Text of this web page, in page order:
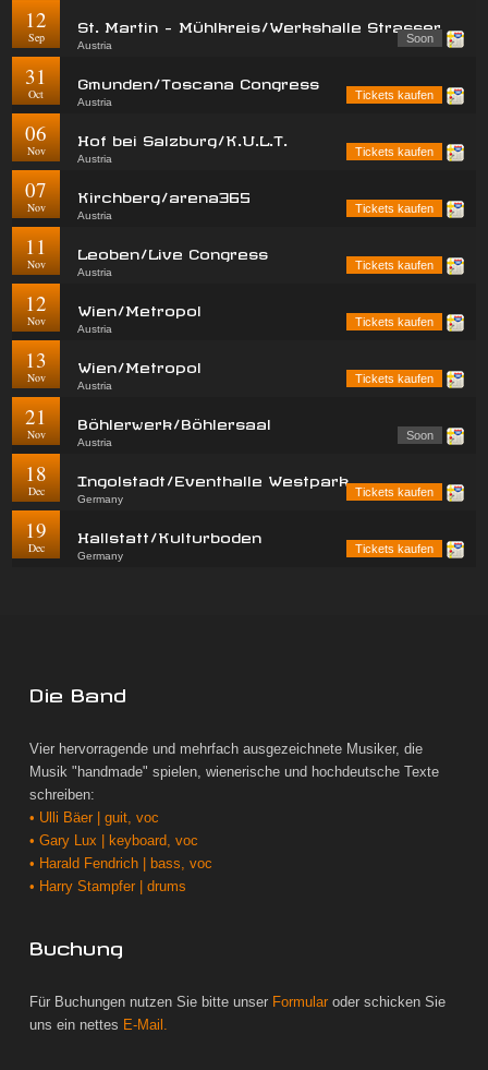
12
Sep
St. Martin - Mühlkreis/Werkshalle Strasser
Austria
Soon
31
Oct
Gmunden/Toscana Congress
Austria
Tickets kaufen
06
Nov
Hof bei Salzburg/K.U.L.T.
Austria
Tickets kaufen
07
Nov
Kirchberg/arena365
Austria
Tickets kaufen
11
Nov
Leoben/Live Congress
Austria
Tickets kaufen
12
Nov
Wien/Metropol
Austria
Tickets kaufen
13
Nov
Wien/Metropol
Austria
Tickets kaufen
21
Nov
Böhlerwerk/Böhlersaal
Austria
Soon
18
Dec
Ingolstadt/Eventhalle Westpark
Germany
Tickets kaufen
19
Dec
Hallstatt/Kulturboden
Germany
Tickets kaufen
Die Band
Vier hervorragende und mehrfach ausgezeichnete Musiker, die
Musik "handmade" spielen, wienerische und hochdeutsche Texte
schreiben:
• Ulli Bäer | guit, voc
• Gary Lux | keyboard, voc
• Harald Fendrich | bass, voc
• Harry Stampfer | drums
Buchung
Für Buchungen nutzen Sie bitte unser Formular oder schicken Sie
uns ein nettes E-Mail.